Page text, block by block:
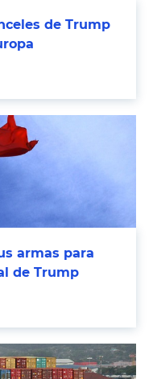
de Trump
armas para
de Trump